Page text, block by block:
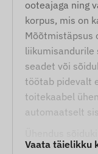
ooteajaga ning
korpus, mis on
Mõõtmistäpsus
liikumisandurile
seadet või
töötab pidevalt
toitekaabel
automaatselt
toimub
Vaata täielikku